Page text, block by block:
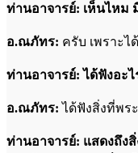
ท่านอาจารย์: เห็นไหม
อ.ณภัทร: ครับ เพราะไ
ท่านอาจารย์: ได้ฟังอะไ
อ.ณภัทร: ได้ฟังสิ่งที่พร
ท่านอาจารย์: แสดงถึง